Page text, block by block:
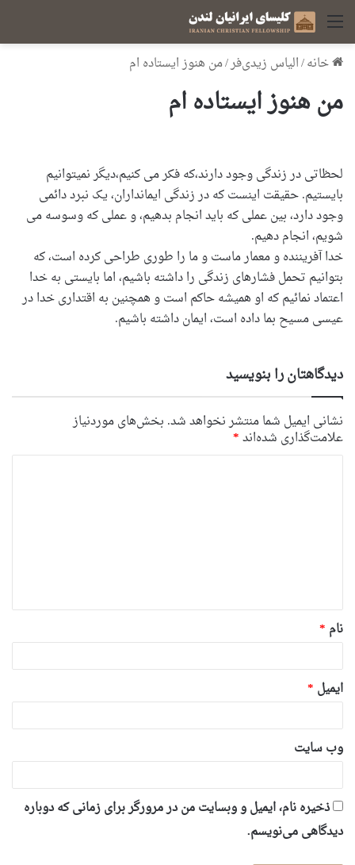
منو
خانه/الیاس زیدی‌فر/من هنوز ایستاده ام
من هنوز ایستاده ام
لحظاتی در زندگی وجود دارند،که فکر می کنیم،دیگر نمیتوانیم
بایستیم. حقیقت اینست که در زندگی ایمانداران، یک نبرد دائمی
وجود دارد، بین عملی که باید انجام بدهیم، و عملی که وسوسه می
شویم، انجام دهیم.
خدا آفریننده و معمار ماست و ما را طوری طراحی کرده است، که
بتوانیم تحمل فشارهای زندگی را داشته باشیم، اما بایستی به خدا
اعتماد نمائیم که او همیشه حاکم است و همچنین به اقتداری خدا در
عیسی مسیح بما داده است، ایمان داشته باشیم.
دیدگاهتان را بنویسید
نشانی ایمیل شما منتشر نخواهد شد. بخش‌های موردنیاز
علامت‌گذاری شده‌اند*
*
نام *
ایمیل *
وب‌ سایت
ذخیره نام، ایمیل و وبسایت من در مرورگر برای زمانی که دوباره
دیدگاهی می‌نویسم.